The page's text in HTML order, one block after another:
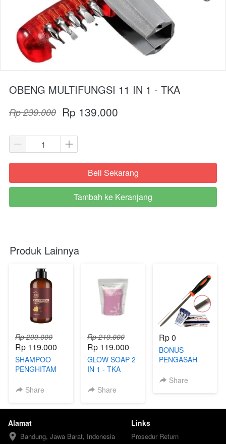
OBENG MULTIFUNGSI 11 IN 1 - TKA
Rp 239.000 Rp 139.000
`Beli Sekarang
`
Tambah ke Keranjang
Produk Lainnya
Rp 299.000
Rp 119.000
SHAMPOO
PENGHITAM
Share
Rp 219.000
Rp 119.000
GLOW SOAP 2
IN 1 - TKA
Share
Rp 0
BONUS
PENGASAH
Share
Alamat
Bandung, Jawa Barat, Indonesia
Links
Prosedur Return